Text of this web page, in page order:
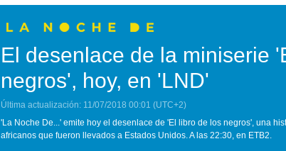
El desenlace de la miniserie
negros', hoy, en 'LND'
Última actualización: 11/07/2018 00:01 (UTC+2)
'La Noche De...' emite hoy el desenlace de 'El libro de los negros', una
africanos que fueron llevados a Estados Unidos. A las 22:30, en ETB2.